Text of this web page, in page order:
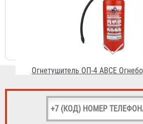
Рукав РПК, тип "Сибтекс" д. 65 мм с